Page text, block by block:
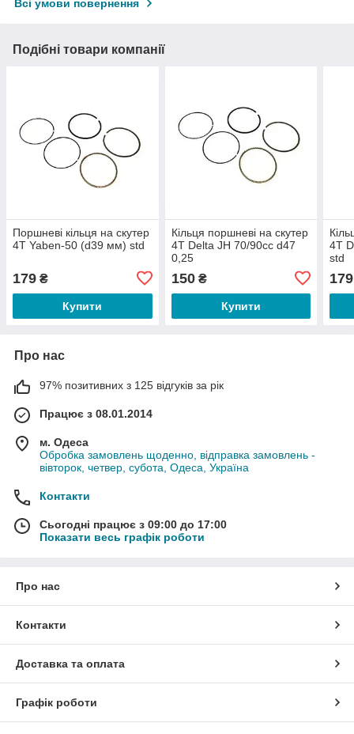
Всі умови повернення
Подібні товари компанії
Поршневі кільця на скутер
4T Yaben-50 (d39 мм) std
179 ₴
Купити
Кільця поршневі на скутер
4T Delta JH 70/90cc d47
0,25
150₴
Купити
4T
std
179
Про нас
97% позитивних з 125 відгуків за рік
Працює з 08.01.2014
м. Одеса
Обробка замовлень щоденно, відправка замовлень -
вівторок, четвер, субота, Одеса, Україна
Контакти
Сьогодні працює з 09:00 до 17:00
Показати весь графік роботи
Про нас
Контакти
Доставка та оплата
Графік роботи